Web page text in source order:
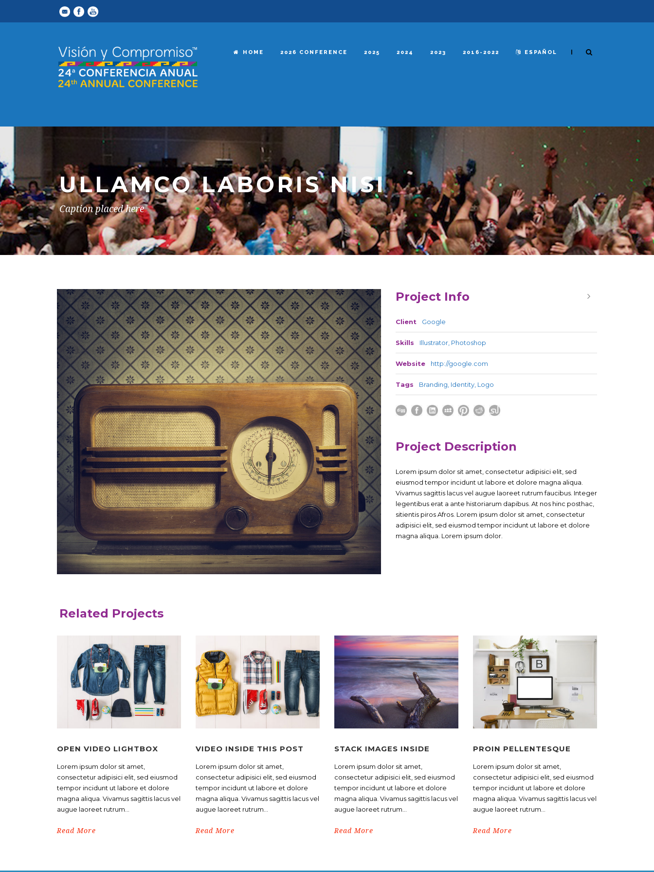
HOME 2026 CONFERENCE 2025 2024 2023 2016-2022 ESPAÑOL |
ULLAMCO LABORIS NISI
Caption placed here
Project Info
Client Google
Skills Illustrator, Photoshop
Website http://google.com
Tags Branding, Identity, Logo
Project Description
Lorem ipsum dolor sit amet, consectetur adipisici elit, sed
eiusmod tempor incidunt ut labore et dolore magna aliqua.
Vivamus sagittis lacus vel augue laoreet rutrum faucibus. Integer
legentibus erat a ante historiarum dapibus. At nos hinc posthac,
sitientis piros Afros. Lorem ipsum dolor sit amet, consectetur
adipisici elit, sed eiusmod tempor incidunt ut labore et dolore
magna aliqua. Lorem ipsum dolor.
Related Projects
OPEN VIDEO LIGHTBOX
Lorem ipsum dolor sit amet,
consectetur adipisici elit, sed eiusmod
tempor incidunt ut labore et dolore
magna aliqua. Vivamus sagittis lacus vel
augue laoreet rutrum...
Read More
VIDEO INSIDE THIS POST
Lorem ipsum dolor sit amet,
consectetur adipisici elit, sed eiusmod
tempor incidunt ut labore et dolore
magna aliqua. Vivamus sagittis lacus vel
augue laoreet rutrum...
Read More
STACK IMAGES INSIDE
Lorem ipsum dolor sit amet,
consectetur adipisici elit, sed eiusmod
tempor incidunt ut labore et dolore
magna aliqua. Vivamus sagittis lacus vel
augue laoreet rutrum...
Read More
PROIN PELLENTESQUE
Lorem ipsum dolor sit amet,
consectetur adipisici elit, sed eiusmod
tempor incidunt ut labore et dolore
magna aliqua. Vivamus sagittis lacus vel
augue laoreet rutrum...
Read More